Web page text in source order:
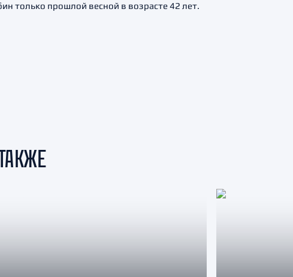
только прошлой весной в возрасте 42 лет.